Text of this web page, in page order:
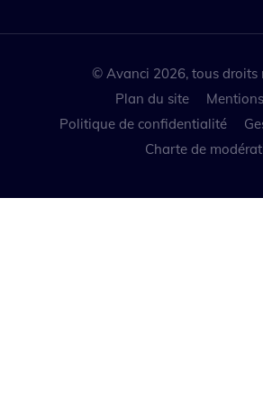
© Avanci 2026, tous droits
Plan du site
Politique de confidentialité
Charte de